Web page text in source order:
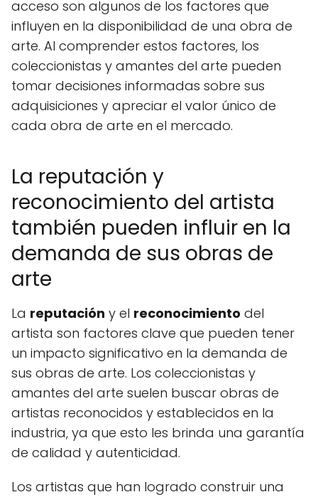
acceso son algunos de los factores que
influyen en la disponibilidad de una obra de
arte. Al comprender estos factores, los
coleccionistas y amantes del arte pueden
tomar decisiones informadas sobre sus
adquisiciones y apreciar el valor único de
cada obra de arte en el mercado.
La reputación y
reconocimiento del artista
también pueden influir en la
demanda de sus obras de
arte
La reputación y el reconocimiento del
artista son factores clave que pueden tener
un impacto significativo en la demanda de
sus obras de arte. Los coleccionistas y
amantes del arte suelen buscar obras de
artistas reconocidos y establecidos en la
industria, ya que esto les brinda una garantía
de calidad y autenticidad.
Los artistas que han logrado construir una